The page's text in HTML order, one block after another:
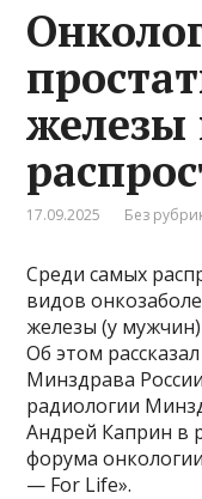
железы
17.09.2025 Без
Среди самых
видов
железы (у
Об этом
Минздрава
радиологии
Андрей Каприн в
форума
— For Life».